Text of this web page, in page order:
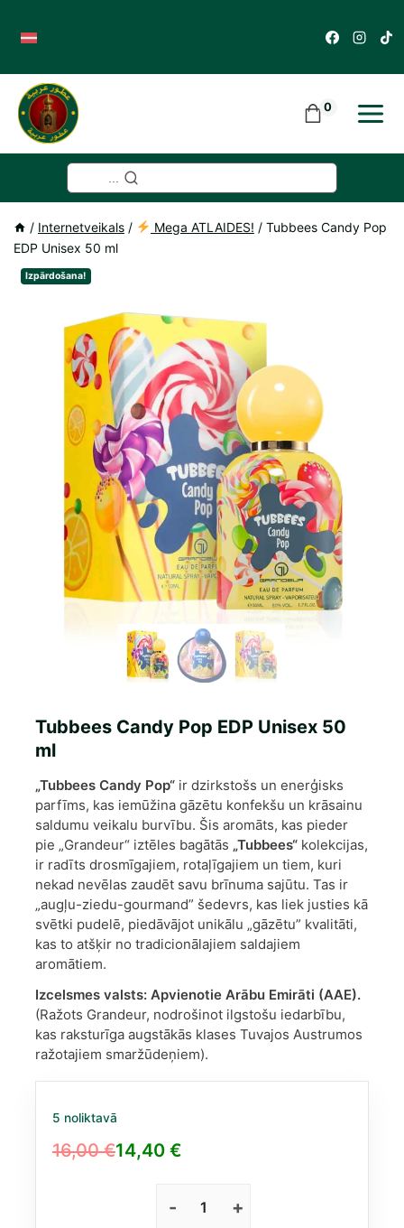
content
0
/ Internetveikals / Mega ATLAIDES! / Tubbees Candy Pop
EDP Unisex 50 ml
Izpārdošana!
Tubbees Candy Pop EDP Unisex 50
ml
„Tubbees Candy Pop“ ir dzirkstošs un enerģisks
parfīms, kas iemūžina gāzētu konfekšu un krāsainu
saldumu veikalu burvību. Šis aromāts, kas pieder
pie „Grandeur“ iztēles bagātās „Tubbees“ kolekcijas,
ir radīts drosmīgajiem, rotaļīgajiem un tiem, kuri
nekad nevēlas zaudēt savu brīnuma sajūtu. Tas ir
„augļu-ziedu-gourmand” šedevrs, kas liek justies kā
svētki pudelē, piedāvājot unikālu „gāzētu” kvalitāti,
kas to atšķir no tradicionālajiem saldajiem
aromātiem.
Izcelsmes valsts: Apvienotie Arābu Emirāti (AAE).
(Ražots Grandeur, nodrošinot ilgstošu iedarbību,
kas raksturīga augstākās klases Tuvajos Austrumos
ražotajiem smaržūdeņiem).
5 noliktavā
16,00€
Original
14,40 €
Current
Tubbees